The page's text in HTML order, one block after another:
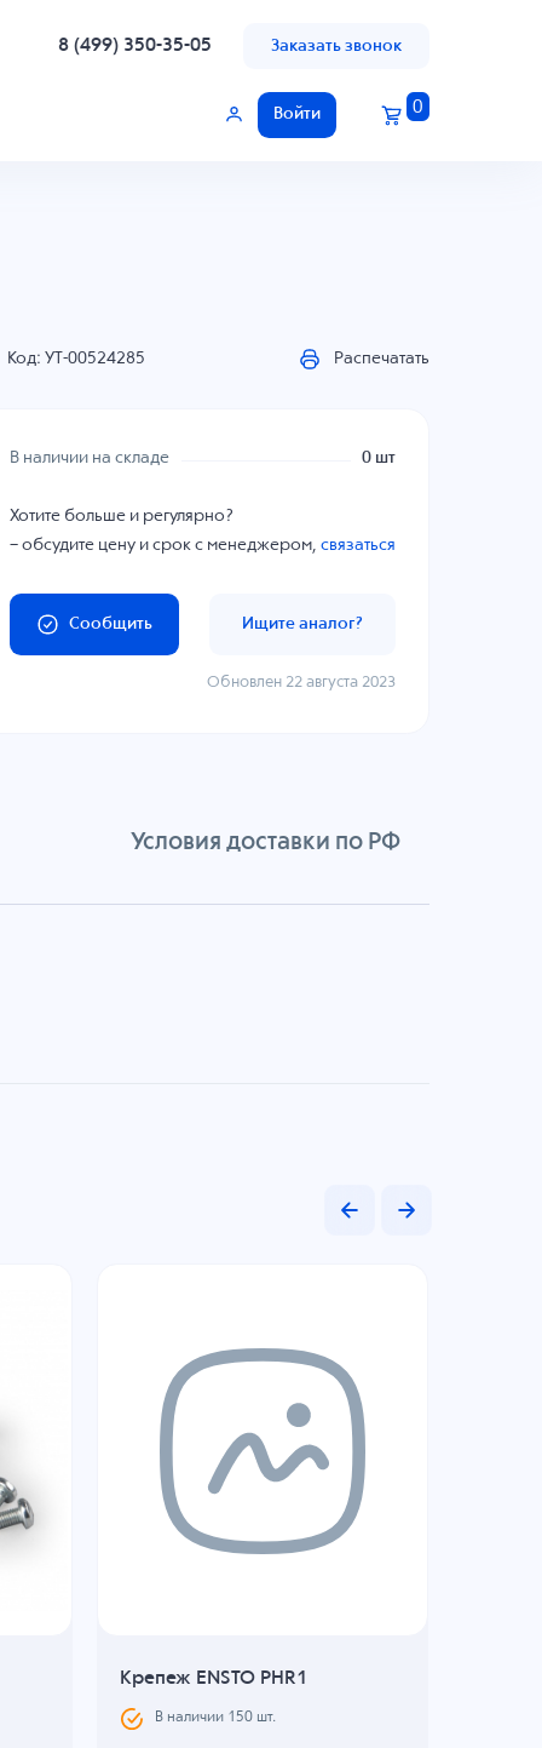
8 (499) 350-35-05 Заказать звонок
Войти 0
Код: УТ-00524285 Распечатать
В наличии на складе 0 шт
Хотите больше и регулярно?
– обсудите цену и срок с менеджером,связаться
Сообщить Ищите аналог?
Обновлен 22 августа 2023
Условия доставки по РФ
Крепеж ENSTO PHR1
В наличии 150шт.